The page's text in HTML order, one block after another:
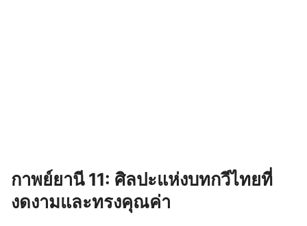
กาพย์ยานี 11: ศิลปะแห่งบทกวีไทยที่
งดงามและทรงคุณค่า